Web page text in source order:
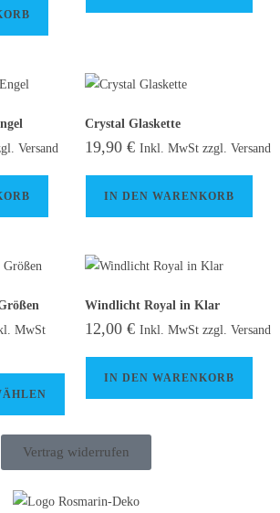
Versand
Crystal Glaskette
19,90 € Inkl. MwSt zzgl. Versand
IN DEN WARENKORB
MwSt
Windlicht Royal in Klar
12,00 € Inkl. MwSt zzgl. Versand
IN DEN WARENKORB
Vertrag widerrufen